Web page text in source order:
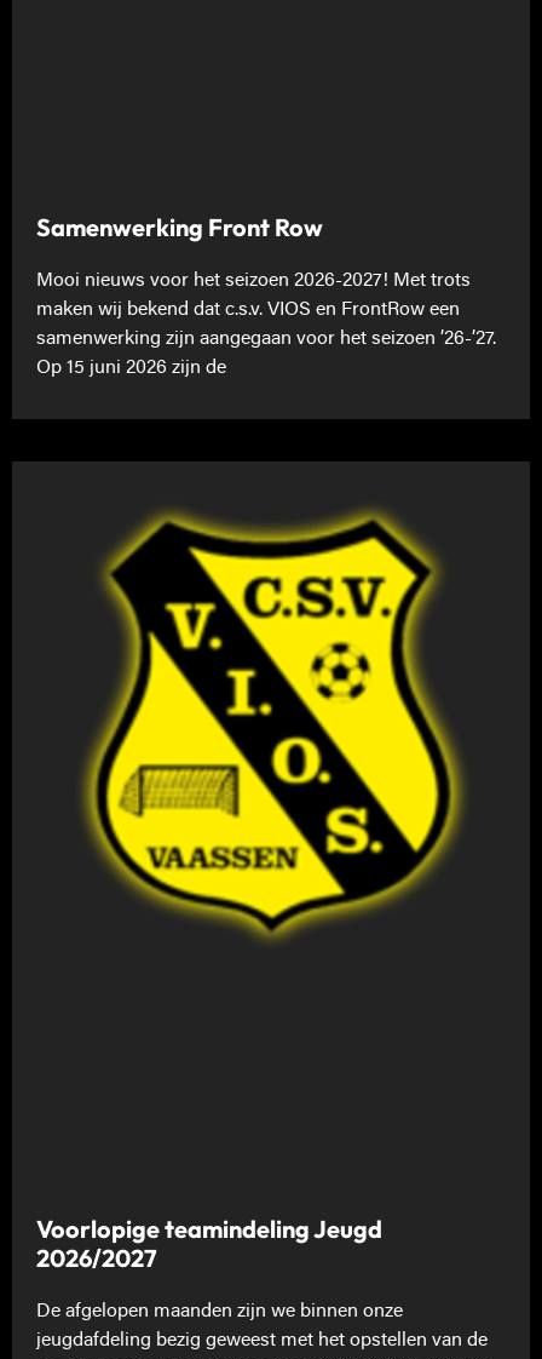
Samenwerking Front Row
Mooi nieuws voor het seizoen 2026-2027! Met trots
maken wij bekend dat c.s.v. VIOS en FrontRow een
samenwerking zijn aangegaan voor het seizoen ’26-’27.
Op 15 juni 2026 zijn de
Voorlopige teamindeling Jeugd
2026/2027
De afgelopen maanden zijn we binnen onze
jeugdafdeling bezig geweest met het opstellen van de